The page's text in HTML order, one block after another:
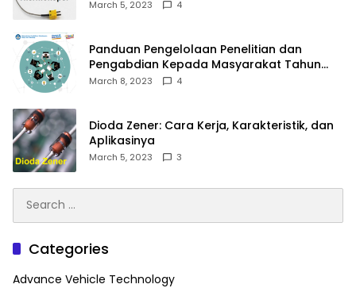
March 5, 2023 4
Panduan Pengelolaan Penelitian dan
Pengabdian Kepada Masyarakat Tahun
2023
March 8, 2023 4
Dioda Zener: Cara Kerja, Karakteristik, dan
Aplikasinya
March 5, 2023 3
for:
Categories
Advance Vehicle Technology